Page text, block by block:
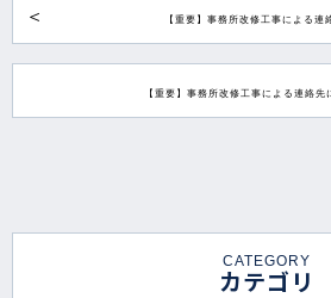
【重要】事務所改修工事による連
【重要】事務所改修工事による連絡先
CATEGORY
カテゴリ